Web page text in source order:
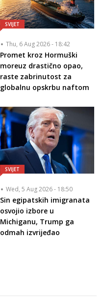
SVIJET
Thu, 6 Aug 2026 - 18:42
Promet kroz Hormuški
moreuz drastično opao,
raste zabrinutost za
globalnu opskrbu naftom
SVIJET
Wed, 5 Aug 2026 - 18:50
Sin egipatskih imigranata
osvojio izbore u
Michiganu, Trump ga
odmah izvrijeđao